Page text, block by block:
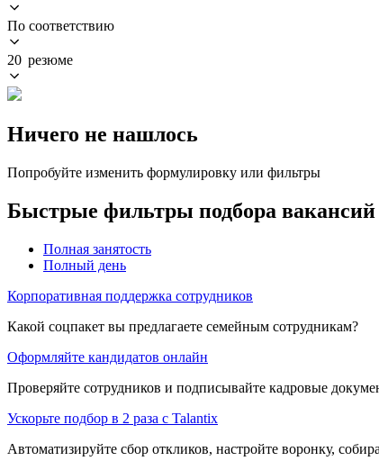
По соответствию
20 резюме
Ничего не нашлось
Попробуйте изменить формулировку или фильтры
Быстрые фильтры подбора вакансий
Полная занятость
Полный день
Корпоративная поддержка сотрудников
Какой соцпакет вы предлагаете семейным сотрудникам?
Оформляйте кандидатов онлайн
Проверяйте сотрудников и подписывайте кадровые
Ускорьте подбор в 2 раза с Talantix
Автоматизируйте сбор откликов, настройте воронку,